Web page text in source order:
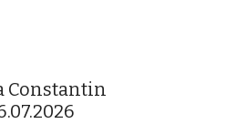
Constantin